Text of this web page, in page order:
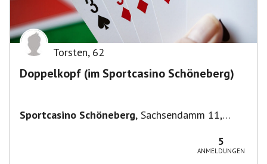
Torsten, 62
Doppelkopf (im Sportcasino Schöneberg)
Sportcasino Schöneberg, Sachsendamm 11,
5
ANMELDUNGEN